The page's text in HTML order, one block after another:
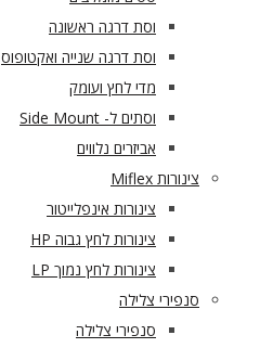
וסת דרגה ראשונה
וסת דרגה שנייה ואקטופוס
מדי לחץ ועומק
וסתים ל- Side Mount
אביזרים נלווים
צינורות Miflex
צינורות אינפלייטור
צינורות לחץ גבוה HP
צינורות לחץ נמוך LP
סנפירי צלילה
סנפירי צלילה